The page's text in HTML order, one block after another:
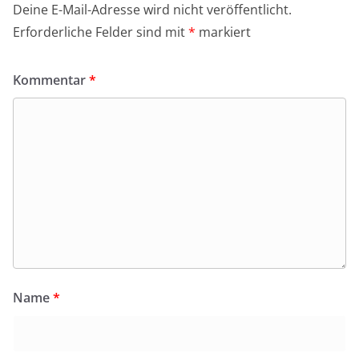
Deine E-Mail-Adresse wird nicht veröffentlicht.
Erforderliche Felder sind mit* markiert
Kommentar*
Name*